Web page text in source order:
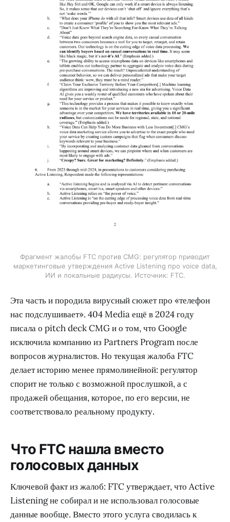
Фрагмент жалобы FTC против CMG: регулятор приводит
маркетинговые утверждения Active Listening про voice data,
ИИ и локальные радиусы. Источник: FTC.
Эта часть и породила вирусный сюжет про «телефон
нас подслушивает». 404 Media ещё в 2024 году
писала о pitch deck CMG и о том, что Google
исключила компанию из Partners Program после
вопросов журналистов. Но текущая жалоба FTC
делает историю менее прямолинейной: регулятор
спорит не только с возможной прослушкой, а с
продажей обещания, которое, по его версии, не
соответствовало реальному продукту.
Что FTC нашла вместо
голосовых данных
Ключевой факт из жалоб: FTC утверждает, что Active
Listening не собирал и не использовал голосовые
данные вообще. Вместо этого услуга сводилась к